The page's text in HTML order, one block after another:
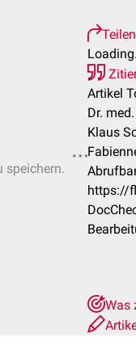
speichern.
Teilen
Artikel
Dr.
Klaus
https://
Was